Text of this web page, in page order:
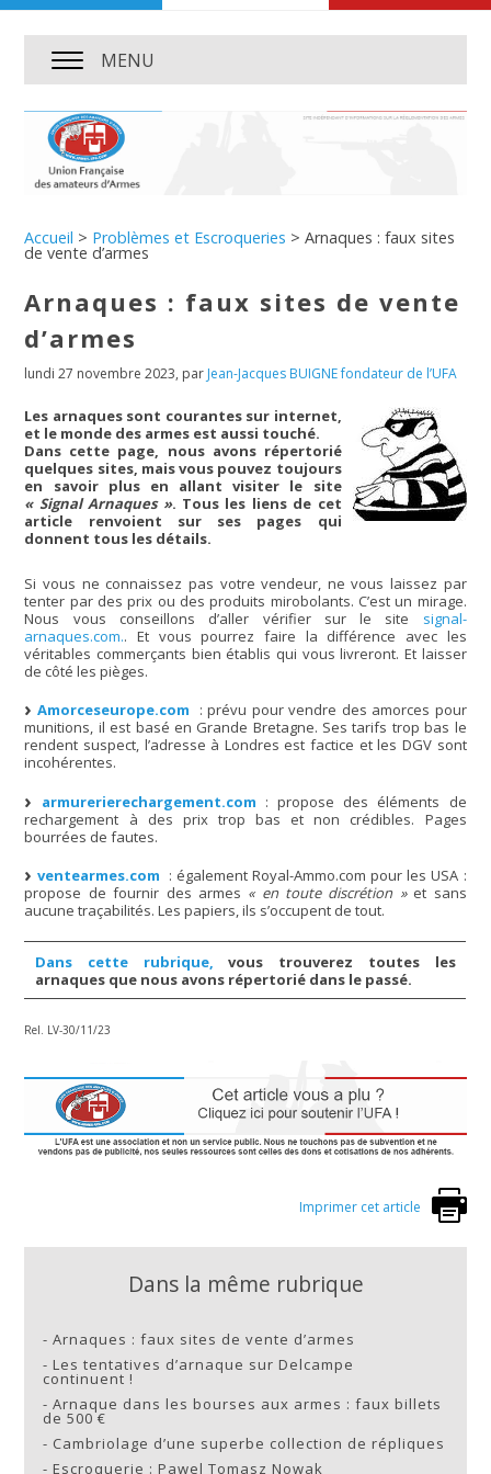
MENU
Accueil > Problèmes et Escroqueries >Arnaques : faux sites
de vente d’armes
Arnaques : faux sites de vente
d’armes
lundi 27 novembre 2023, par Jean-Jacques BUIGNE fondateur de l’UFA
Les arnaques sont courantes sur internet,
et le monde des armes est aussi touché.
Dans cette page, nous avons répertorié
quelques sites, mais vous pouvez toujours
en savoir plus en allant visiter le site
« Signal Arnaques ». Tous les liens de cet
article renvoient sur ses pages qui
donnent tous les détails.
Si vous ne connaissez pas votre vendeur, ne vous laissez par
tenter par des prix ou des produits mirobolants. C’est un mirage.
Nous vous conseillons d’aller vérifier sur le site signal-
arnaques.com.. Et vous pourrez faire la différence avec les
véritables commerçants bien établis qui vous livreront. Et laisser
de côté les pièges.
Amorceseurope.com
: prévu pour vendre des amorces pour
munitions, il est basé en Grande Bretagne. Ses tarifs trop bas le
rendent suspect, l’adresse à Londres est factice et les DGV sont
incohérentes.
armurerierechargement.com : propose des éléments de
rechargement à des prix trop bas et non crédibles. Pages
bourrées de fautes.
ventearmes.com : également Royal-Ammo.com pour les USA :
propose de fournir des armes « en toute discrétion »et sans
aucune traçabilités. Les papiers, ils s’occupent de tout.
Dans cette rubrique, vous trouverez toutes les
arnaques que nous avons répertorié dans le passé.
Rel. LV-30/11/23
Imprimer cet article
Dans la même rubrique
-Arnaques : faux sites de vente d’armes
-Les tentatives d’arnaque sur Delcampe
continuent !
-Arnaque dans les bourses aux armes : faux billets
de 500 €
- Cambriolage d’une superbe collection de répliques
-Escroquerie : Pawel Tomasz Nowak